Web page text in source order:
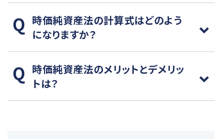
時価純資産法の計算式はどのよう
になりますか？
時価純資産法のメリットとデメリッ
トは？